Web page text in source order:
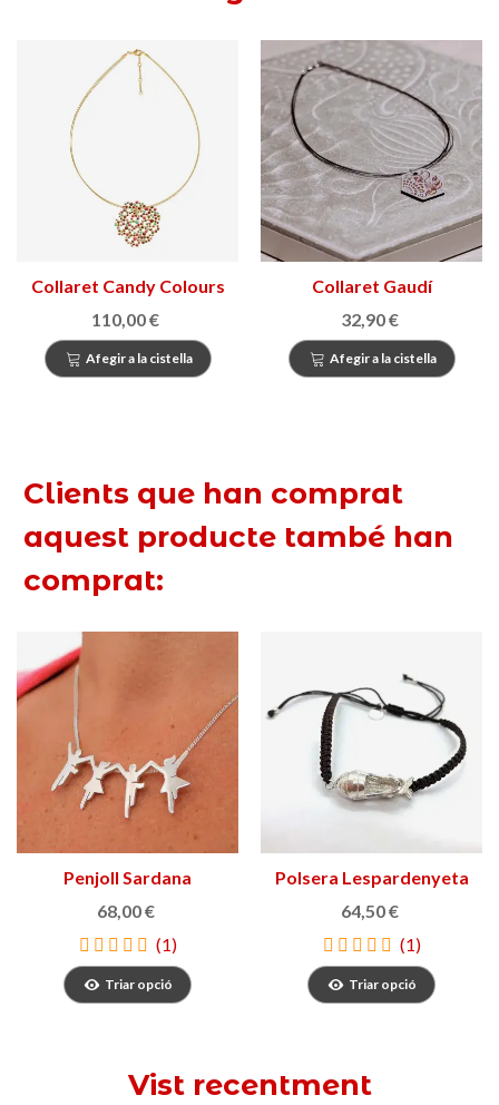
Collaret Candy Colours
110,00 €
Afegir a la cistella
Collaret Gaudí
32,90 €
Afegir a la cistella
Clients que han comprat
aquest producte també han
comprat:
Penjoll Sardana
68,00 €
(1)
Triar opció
Polsera Lespardenyeta
64,50 €
(1)
Triar opció
Vist recentment